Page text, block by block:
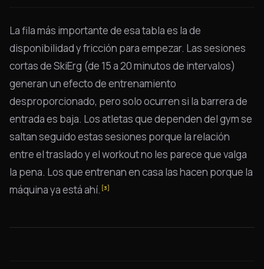
La fila más importante de esa tabla es la de
disponibilidad y fricción para empezar. Las sesiones
cortas de SkiErg (de 15 a 20 minutos de intervalos)
generan un efecto de entrenamiento
desproporcionado, pero solo ocurren si la barrera de
entrada es baja. Los atletas que dependen del gym se
saltan seguido estas sesiones porque la relación
entre el traslado y el workout no les parece que valga
la pena. Los que entrenan en casa las hacen porque la
máquina ya está ahí. [3]